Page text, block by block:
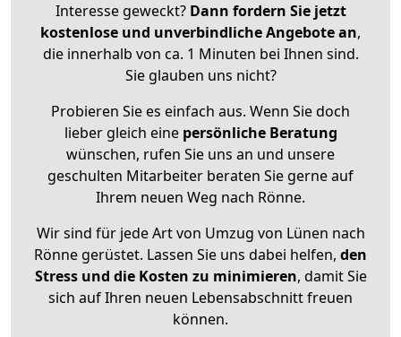
Interesse geweckt? Dann fordern Sie jetzt
kostenlose und unverbindliche Angebote an,
die innerhalb von ca. 1 Minuten bei Ihnen sind.
Sie glauben uns nicht?
Probieren Sie es einfach aus. Wenn Sie doch
lieber gleich eine persönliche Beratung
wünschen, rufen Sie uns an und unsere
geschulten Mitarbeiter beraten Sie gerne auf
Ihrem neuen Weg nach Rönne.
Wir sind für jede Art von Umzug von Lünen nach
Rönne gerüstet. Lassen Sie uns dabei helfen, den
Stress und die Kosten zu minimieren, damit Sie
sich auf Ihren neuen Lebensabschnitt freuen
können.